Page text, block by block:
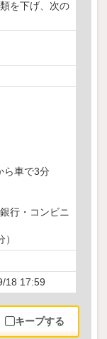
を下げ、次の
ら車で3分
行・コンビニ
18 17:59
キープする